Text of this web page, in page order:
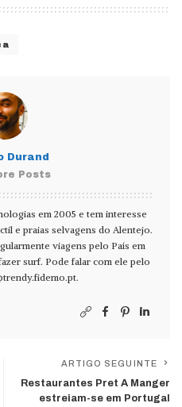
Durand
Posts
em 2005 e tem interesse
e praias selvagens do Alentejo.
viagens pelo País em
surf. Pode falar com ele pelo
.
ARTIGO SEGUINTE
Restaurantes Pret A Manger
estreiam-se em Portugal